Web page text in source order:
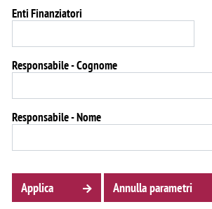
Enti Finanziatori
Responsabile - Cognome
Responsabile - Nome
Applica Annulla parametri